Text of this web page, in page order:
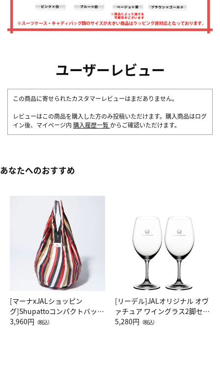
ユーザーレビュー
この商品に寄せられたカスタマーレビューはまだありません。
レビューはこの商品を購入した方のみ投稿いただけます。購入商品はログ
イン後、マイページ内 購入履歴一覧 からご確認いただけます。
あなたへのおすすめ
[マーナxJALショッピン
グ]Shupattoコンパクトバッグ
Drop JAL客室乗務員（LC）ス
3,960円 （税込）
[リーデル]JALオリジナル オヴ
ァチュア ワイングラス2脚セッ
ト（レッドワイン）
5,280円 （税込）